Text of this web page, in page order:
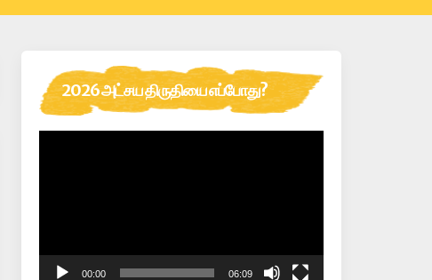
2026 அட்சய திருதியை எப்போது?
00:00 06:09